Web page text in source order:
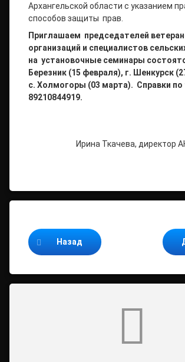
Архангельской области с указанием
способов защиты прав.
Приглашаем председателей
организаций и специалистов
на установочные семинары
Березник (15 февраля), г. Шенкурск
с. Холмогоры (03 марта). Справки по
89210844919.
Ирина Ткачева, директор
Назад